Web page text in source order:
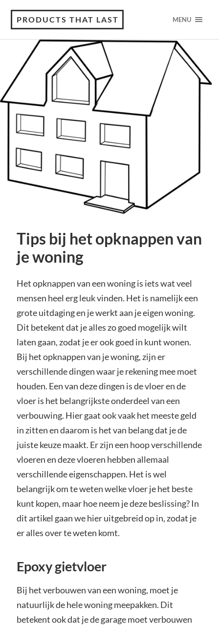
PRODUCTS THAT LAST MENU
Tips bij het opknappen van
je woning
Het opknappen van een woning is iets wat veel
mensen heel erg leuk vinden. Het is namelijk een
grote uitdaging en je werkt aan je eigen woning.
Dit betekent dat je alles zo goed mogelijk wilt
laten gaan, zodat je er ook goed in kunt wonen.
Bij het opknappen van je woning, zijn er
verschillende dingen waar je rekening mee moet
houden. Een van deze dingen is de vloer en de
vloer is het belangrijkste onderdeel van een
verbouwing. Hier gaat ook vaak het meeste geld
in zitten en daarom is het van belang dat je de
juiste keuze maakt. Er zijn een hoop verschillende
vloeren en deze vloeren hebben allemaal
verschillende eigenschappen. Het is wel
belangrijk om te weten welke vloer je het beste
kunt kopen, maar hoe neem je deze beslissing? In
dit artikel gaan we hier uitgebreid op in, zodat je
er alles over te weten komt.
Epoxy gietvloer
Bij het verbouwen van een woning, moet je
natuurlijk de hele woning meepakken. Dit
betekent ook dat je de garage moet verbouwen